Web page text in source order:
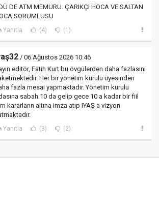
DE ATM MEMURU. ÇARIKÇI HOCA VE SALTAN
SORUMLUSU
Yanıtla (4) (1)
/ 06 Ağustos 2026 10:46
editör, Fatih Kurt bu övgülerden daha fazlasını
Her bir yönetim kurulu üyesinden
fazla mesai yapmaktadır. Yönetim kurulu
sabah 10 da gelip gece 10 a kadar bir fiil
kararların altına imza atıp IYAŞ a vizyon
Yanıtla (3) (2)